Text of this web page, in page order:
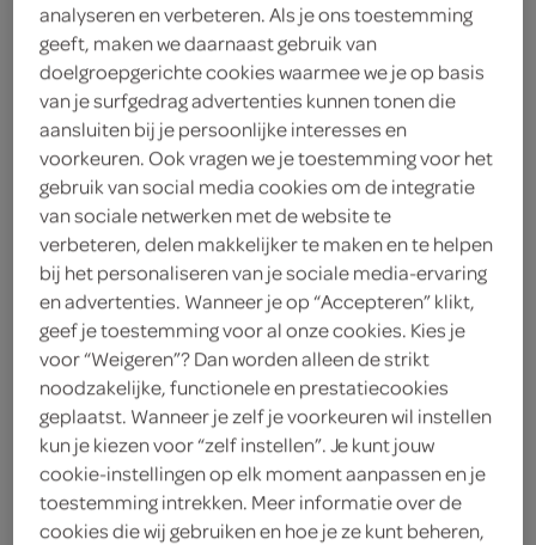
ingrediënten
75 gram blauwe kazen
2 eetlepels zonnebloemolie
2 eetlepels olie
2 eetlepels notenolie
2 eetlepels wittewijnazijn
1 stronk andijvie
1 theelepel tijm
1 teentje knoflook
analyseren en verbeteren. Als je ons toestemming
geeft, maken we daarnaast gebruik van
doelgroepgerichte cookies waarmee we je op basis
van je surfgedrag advertenties kunnen tonen die
aansluiten bij je persoonlijke interesses en
voorkeuren. Ook vragen we je toestemming voor het
gebruik van social media cookies om de integratie
van sociale netwerken met de website te
verbeteren, delen makkelijker te maken en te helpen
bij het personaliseren van je sociale media-ervaring
en advertenties. Wanneer je op “Accepteren” klikt,
geef je toestemming voor al onze cookies. Kies je
voor “Weigeren”? Dan worden alleen de strikt
noodzakelijke, functionele en prestatiecookies
geplaatst. Wanneer je zelf je voorkeuren wil instellen
kun je kiezen voor “zelf instellen”. Je kunt jouw
cookie-instellingen op elk moment aanpassen en je
toestemming intrekken. Meer informatie over de
cookies die wij gebruiken en hoe je ze kunt beheren,